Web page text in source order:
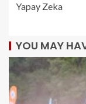
Yapay Zeka
YOU MAY